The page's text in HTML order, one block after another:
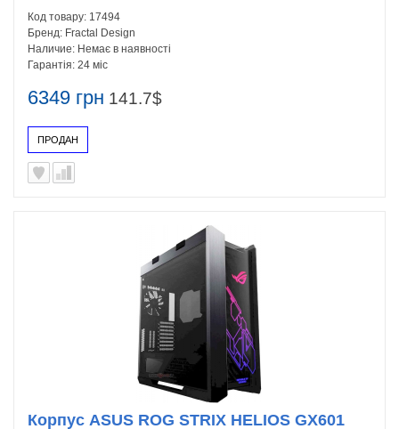
6349 грн 141.7$
ПРОДАН
Код товару: 17494
Бренд: Fractal Design
Наличие: Немає в наявності
Гарантія: 24 міс
Корпус ASUS ROG STRIX HELIOS GX601